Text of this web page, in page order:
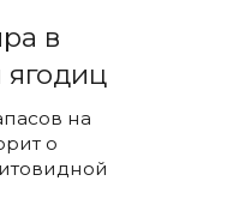
в
на
о